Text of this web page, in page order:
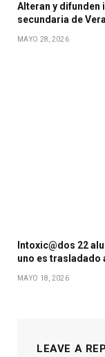
Alteran y difunden
secundaria de
MAYO 28, 2026
Intoxic@dos 22
uno es trasladado
MAYO 18, 2026
LEAVE A